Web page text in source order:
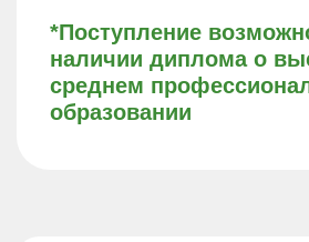
*Поступление
наличии диплома о
среднем
образовании